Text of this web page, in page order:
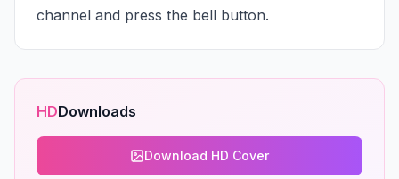
channel and press the bell button.
HDDownloads
Download HD Cover